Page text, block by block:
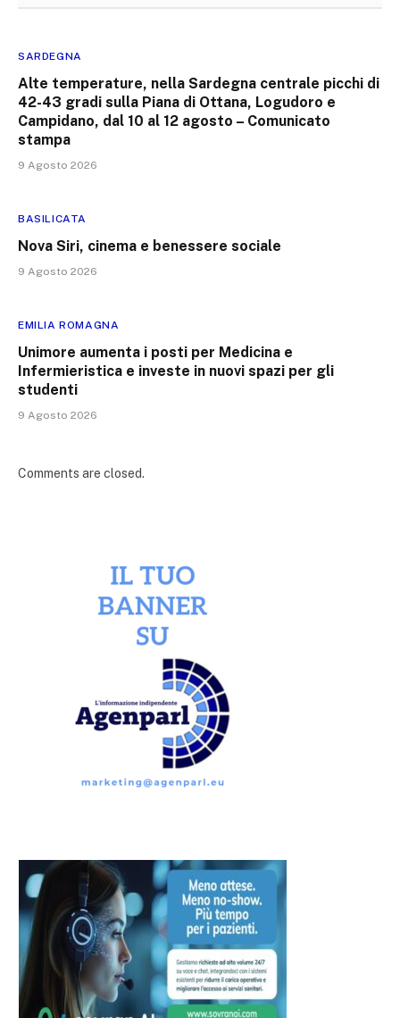
SARDEGNA
Alte temperature, nella Sardegna centrale picchi di
42-43 gradi sulla Piana di Ottana, Logudoro e
Campidano, dal 10 al 12 agosto – Comunicato
stampa
9 Agosto 2026
BASILICATA
Nova Siri, cinema e benessere sociale
9 Agosto 2026
EMILIA ROMAGNA
Unimore aumenta i posti per Medicina e
Infermieristica e investe in nuovi spazi per gli
studenti
9 Agosto 2026
Comments are closed.